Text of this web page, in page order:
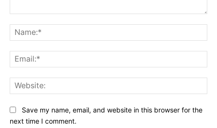
Save my name, email, and website in this browser for the
next time I comment.